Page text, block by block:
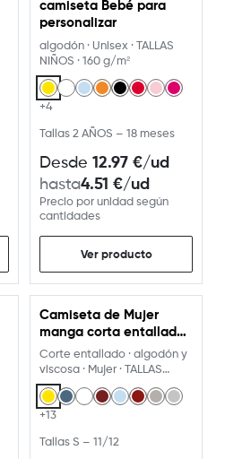
USA EL PERSONALIZADOR
camiseta Bebé para
personalizar
algodón · Unisex · TALLAS
NIÑOS · 160 g/m²
+4
Tallas 2 AÑOS – 18 meses
Desde 12.97 €/ud
hasta4.51 €/ud
Precio por unidad según
cantidades
Ver producto
USA EL PERSONALIZADOR
Camiseta de Mujer
manga corta entallada
155G
Corte entallado · algodón y
viscosa · Mujer · TALLAS
NIÑOS Y ADULTO
+13
Tallas S – 11/12